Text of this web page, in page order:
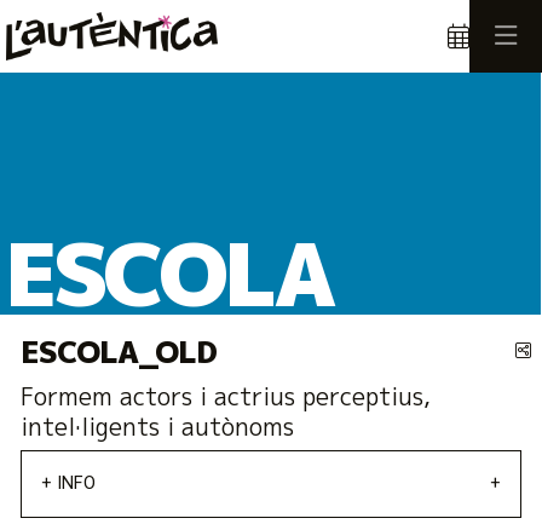
ESCOLA
ESCOLA_OLD
Formem actors i actrius perceptius,
intel·ligents i autònoms
+ INFO